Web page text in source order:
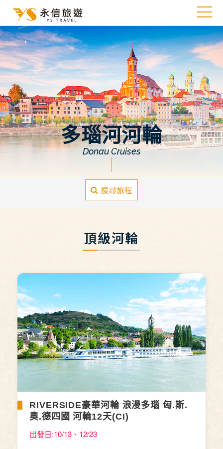
多瑙河河輪
Donau Cruises
搜尋旅程
頂級河輪
RIVERSIDE豪華河輪 浪漫多瑙 匈.斯.
奧.德四國 河輪12天(CI)
出發日:10/13、12/23